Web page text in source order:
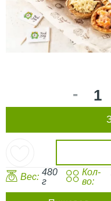
-
Вес: 480
г
Кол-
во: